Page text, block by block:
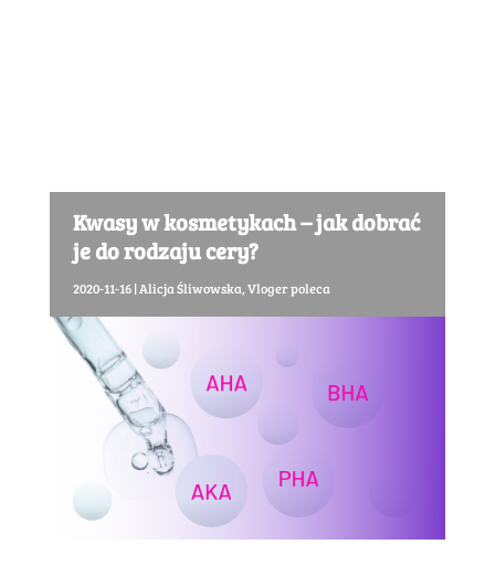
Kwasy w kosmetykach – jak dobrać
je do rodzaju cery?
2020-11-16|Alicja Śliwowska,Vloger poleca